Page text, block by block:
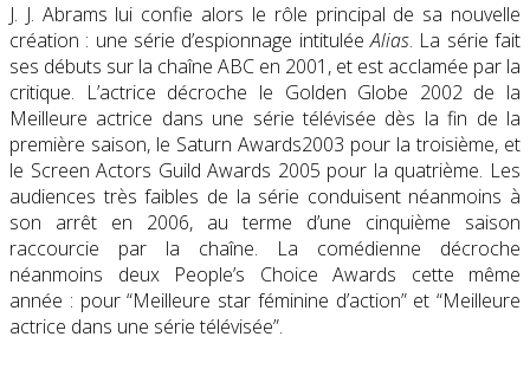
J. J. Abrams lui confie alors le rôle principal de sa nouvelle
création : une série d’espionnage intituléeAlias. La série fait
ses débuts sur la chaîne ABC en 2001, et est acclamée par la
critique. L’actrice décroche le Golden Globe 2002 de la
Meilleure actrice dans une série télévisée dès la fin de la
première saison, le Saturn Awards2003 pour la troisième, et
le Screen Actors Guild Awards 2005 pour la quatrième. Les
audiences très faibles de la série conduisent néanmoins à
son arrêt en 2006, au terme d’une cinquième saison
raccourcie par la chaîne. La comédienne décroche
néanmoins deux People’s Choice Awards cette même
année : pour “Meilleure star féminine d’action” et “Meilleure
actrice dans une série télévisée”.